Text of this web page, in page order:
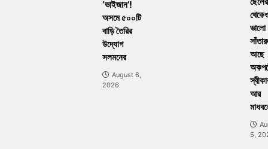
‘ভাইজান’!
অসমে ৫০০টি
বাড়ি তৈরির
উদ্যোগ
সলমনের
August 6,
2026
ভালো
সাঁতারু
আছে
আর
5,